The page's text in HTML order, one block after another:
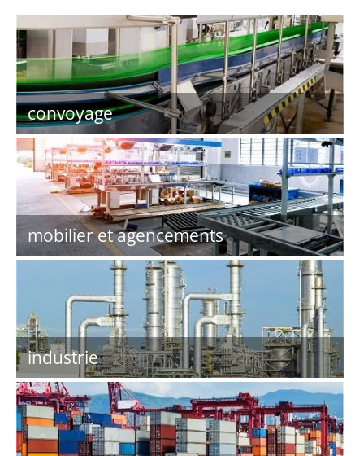
convoyage
mobilier et agencements
industrie